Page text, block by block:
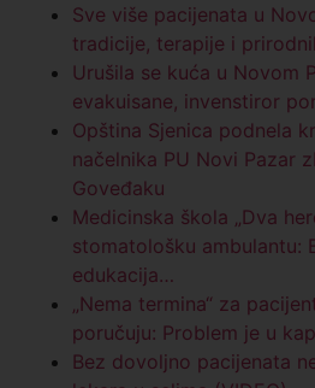
Sve više pacijenata u
tradicije, terapije i
Urušila se kuća u Novom
evakuisane, invenstiror
Opština Sjenica podnela
načelnika PU Novi Pazar
Goveđaku
Medicinska škola „Dva
stomatološku ambulantu:
edukacija…
„Nema termina“ za
poručuju: Problem je u
Bez dovoljno pacijenata